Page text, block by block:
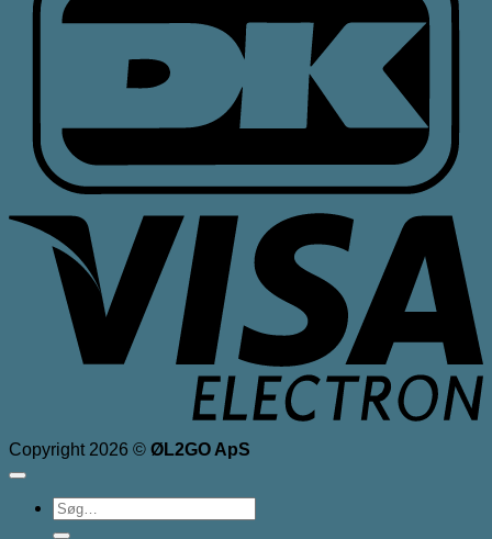
Copyright 2026 © ØL2GO ApS
Søg
efter: